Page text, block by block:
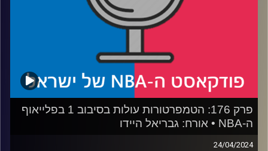
רבע 4: דוק ריברס ניצל, אבל אינדיאנה חוגגת, אורלנדו
וקליבלנד ראש בראש, והאם זו סיומה של תקופה בפיניקס
קרדיט תמונות:
פרק 176: הטמפרטורות עולות בסיבוב 1 בפלייאוף
ה-NBA • אורח: גבריאל היידו
24/04/2024